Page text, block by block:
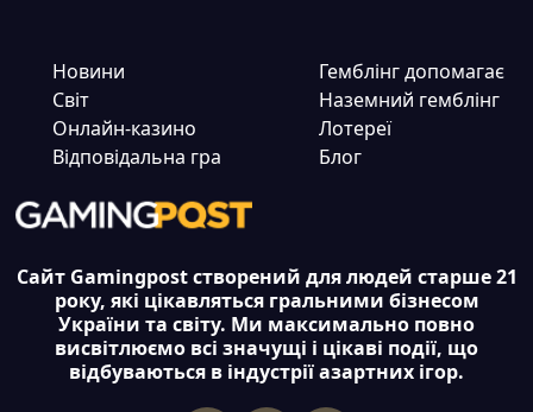
Новини
Світ
Онлайн-казино
Відповідальна гра
Гемблінг допомагає
Наземний гемблінг
Лотереї
Блог
Сайт Gamingpost створений для людей старше 21
року, які цікавляться гральними бізнесом
України та світу. Ми максимально повно
висвітлюємо всі значущі і цікаві події, що
відбуваються в індустрії азартних ігор.